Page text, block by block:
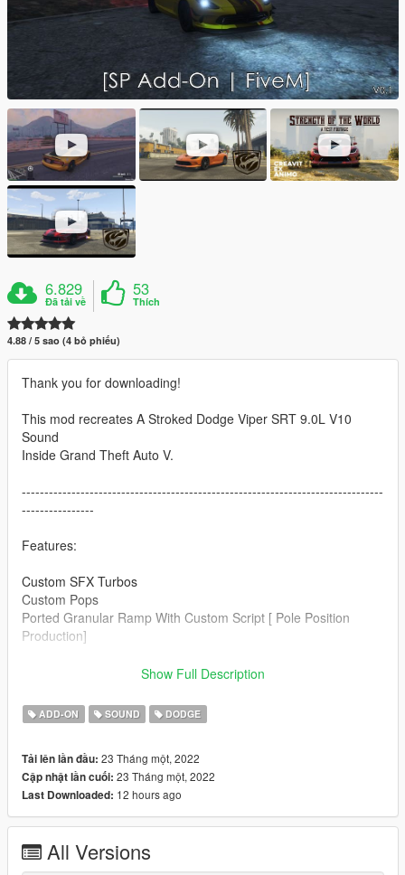
6.829
Đã tải về
53
Thích
4.88 / 5 sao (4 bỏ phiếu)
Thank you for downloading!
This mod recreates A Stroked Dodge Viper SRT 9.0L V10
Sound
Inside Grand Theft Auto V.
--------------------------------------------------------------------------------
----------------
Features:
Custom SFX Turbos
Custom Pops
Ported Granular Ramp With Custom Script [ Pole Position
Production]
--------------------------------------------------------------------------------
Credits:
Aquaphobic [Guidance on custom SFX]
Azerrty [Guidance on SP Mod Creation]
Monky, w/, RooST4R, dexyfex [REL Documentation]
Crankcase Audio - [REV Authoring Tool]
--------------------------------------------------------------------------------
----------------
Show Full Description
ADD-ON SOUND DODGE
Tải lên lần đầu: 23 Tháng một, 2022
Cập nhật lần cuối: 23 Tháng một, 2022
Last Downloaded: 12 hours ago
All Versions